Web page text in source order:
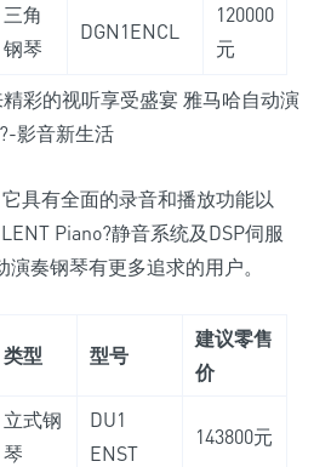
三角
钢琴
DGN1ENCL
120000
元
具有全面的录音和播放功能以
Piano?静音系统及DSP伺服
奏钢琴有更多追求的用户。
类型 型号
建议零售
价
立式钢
琴
DU1
ENST
143800元